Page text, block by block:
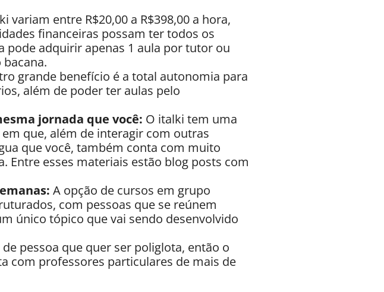
variam entre R$20,00 a R$398,00 a hora,
financeiras possam ter todos os
pode adquirir apenas 1 aula por tutor ou
grande benefício é a total autonomia para
além de poder ter aulas pelo
jornada que você: O italki tem uma
que, além de interagir com outras
que você, também conta com muito
Entre esses materiais estão blog posts com
A opção de cursos em grupo
com pessoas que se reúnem
único tópico que vai sendo desenvolvido
de pessoa que quer ser poliglota, então o
com professores particulares de mais de